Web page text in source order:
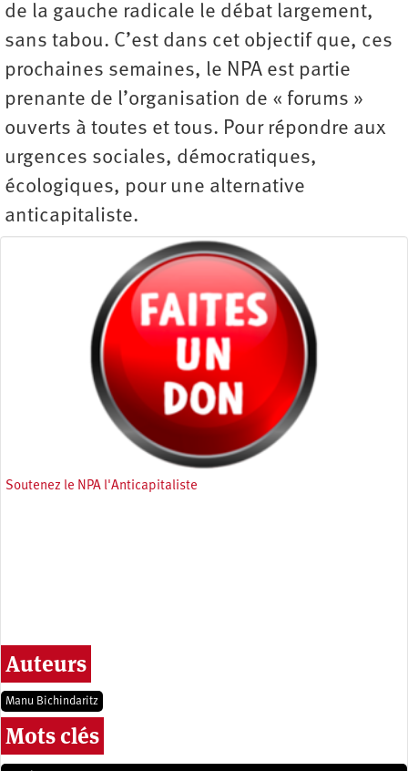
de la gauche radicale le débat largement,
sans tabou. C’est dans cet objectif que, ces
prochaines semaines, le NPA est partie
prenante de l’organisation de « forums »
ouverts à toutes et tous. Pour répondre aux
urgences sociales, démocratiques,
écologiques, pour une alternative
anticapitaliste.
Soutenez le NPA l'Anticapitaliste
Auteurs
Manu Bichindaritz
Mots clés